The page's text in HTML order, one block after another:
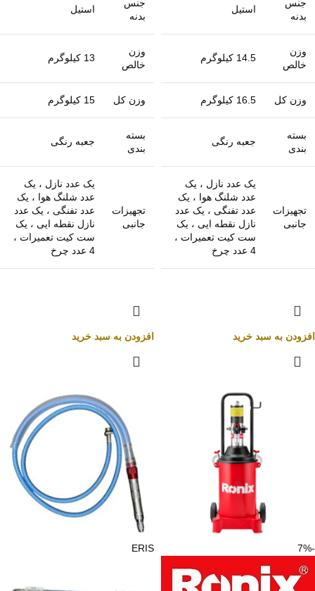
جنس
بدنه
استیل
وزن
خالص
14.5 کیلوگرم
وزن کل 16.5 کیلوگرم
بسته
بندی
جعبه رنگی
تجهیزات
جانبی
یک عدد نازل ، یک
عدد شلنگ هوا ، یک
عدد تفنگی ، یک عدد
نازل نقطه ایی ، یک
ست کیت تعمیرات ،
4 عدد چرخ
افزودن به سبد خرید
جنس
بدنه
استیل
وزن
خالص
13 کیلوگرم
وزن کل 15 کیلوگرم
بسته
بندی
جعبه رنگی
تجهیزات
جانبی
یک عدد نازل ، یک
عدد شلنگ هوا ، یک
عدد تفنگی ، یک عدد
نازل نقطه ایی ، یک
ست کیت تعمیرات ،
4 عدد چرخ
افزودن به سبد خرید
-7%
ERIS